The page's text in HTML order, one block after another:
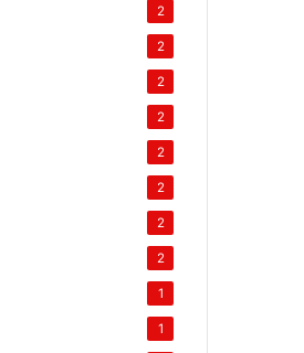
2
2
2
2
2
2
2
2
1
1